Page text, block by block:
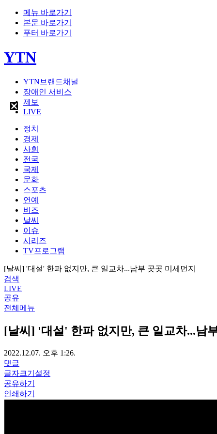
메뉴 바로가기
본문 바로가기
푸터 바로가기
YTN
YTN브랜드채널
장애인 서비스
제보
LIVE
정치
경제
사회
전국
국제
문화
스포츠
연예
비즈
날씨
이슈
시리즈
TV프로그램
[날씨] '대설' 한파 없지만, 큰 일교차...남부 곳곳 미세먼지
검색
LIVE
공유
전체메뉴
[날씨] '대설' 한파 없지만, 큰 일교차...남
2022.12.07. 오후 1:26.
댓글
글자크기설정
공유하기
인쇄하기